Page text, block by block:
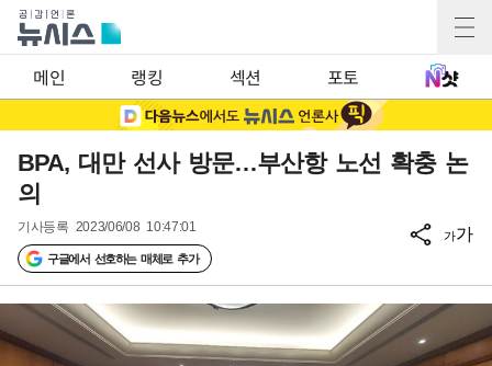
메인 랭킹 섹션 포토
BPA, 대만 선사 방문…부산항 노선 확충 논
의
기사등록 2023/06/08 10:47:01
구글에서 선호하는 매체로 추가
가가